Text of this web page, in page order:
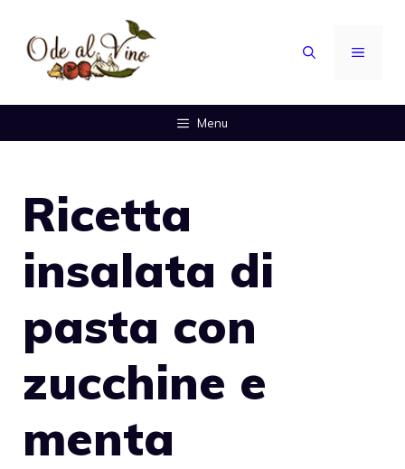
contenuto
MENU
Menu
Ricetta
insalata di
pasta con
zucchine e
menta